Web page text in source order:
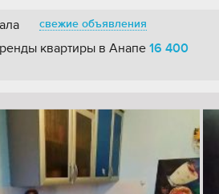
свежие объявления
квартиры в Анапе 16 400